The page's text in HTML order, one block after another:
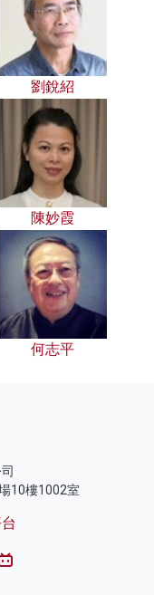
劉銳紹
陳妙霞
何志平
10樓1002室